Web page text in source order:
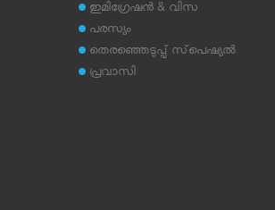
ഇമിഗ്രേഷന്‍ & വിസ
പരസ്യം
തെരഞ്ഞെടുപ്പ് സ്‌പെഷ്യല്‍
പ്രവാസി